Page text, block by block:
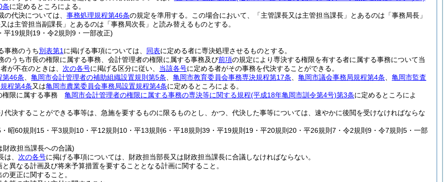
条に定めるところによる。
の代決については、 事務処理規程第46条の規定を準用する。
この場合において、「主管課長又は主管担当課長」とあるのは「事務局長」
は主管担当副課長」とあるのは「事務局次長」と読み替えるものとする。
平19規則19・令2規則9・一部改正)
事務のうち別表第1 に掲げる事項については、 同表に定める者に専決処理させるものとする。
のうち市長の権限に属する事務、会計管理者の権限に属する事務及び前項の規定により専決する権限を有する者に属する事務について当
が不在のときは、 次の各号に掲げる区分に従い、 当該各号に定める者がその事務を代決することができる。
第46条 亀岡市会計管理者の補助組織設置規則第5条 亀岡市教育委員会事務専決規程第17条 亀岡市議会事務局規程第4条
亀岡市監査
程第4条又は亀岡市農業委員会事務局設置規程第4条に定めるところによる。
権限に属する事務 亀岡市会計管理者の権限に属する事務の専決等に関する規程(平成18年亀岡市訓令第4号)第3条に定めるところによ
代決することができる事等は、急施を要するものに限るものとし、かつ、代決した事等については、速やかに後閲を受けなければならな
昭60規則15・平3規則10・平12規則10・平13規則6・平18規則39・平19規則19・平20規則20・平26規則7・令2規則9・令7規則5・一部
財政担当課長への合議)
は、 次の各号に掲げる事項については、財政担当部長又は財政担当課長に合議しなければならない。
異なる計画及び将来予算措置を要することとなる計画に関すること。
更正に関すること。